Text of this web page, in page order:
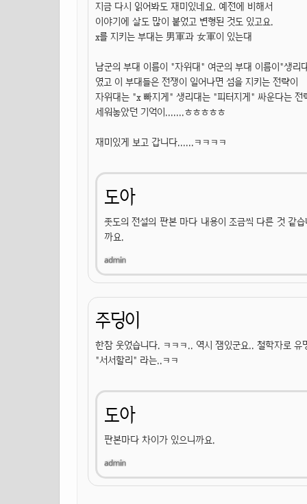
지금 다시 읽어봐도 재미있네요. 예전에 비해서
이야기에 살도 많이 붙었고 변형된 것도 있고요.
x를 지키는 부대는 男軍과 女軍이 있는대
남군의 부대 이름이 "자위대" 여군의 부대 이름이"생리
였고 이 부대들은 전쟁이 일어나면 섬을 지키는 전략이
자위대는 "x 빠지게" 생리대는 "피터지게" 싸운다는 전
세워놓았던 기억이.......ㅎㅎㅎㅎㅎ
재미있게 보고 갑니다......ㅋㅋㅋㅋ
도아
좃도의 전설의 판본 마다 내용이 조금씩 다른 것 같
까요.
주딩이
한참 웃었습니다. ㅋㅋㅋ.. 역시 잼있군요.. 철학자로
"서서할리" 라는..ㅋㅋ
도아
판본마다 차이가 있으니까요.